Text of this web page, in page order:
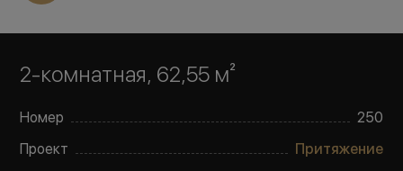
2-комнатная, 62,55 м²
Номер
250
Проект
Притяжение